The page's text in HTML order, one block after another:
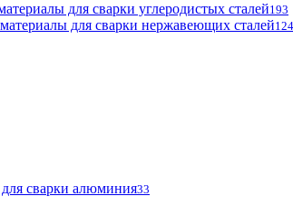
для сварки углеродистых сталей193
для сварки нержавеющих сталей124
сварки алюминия33